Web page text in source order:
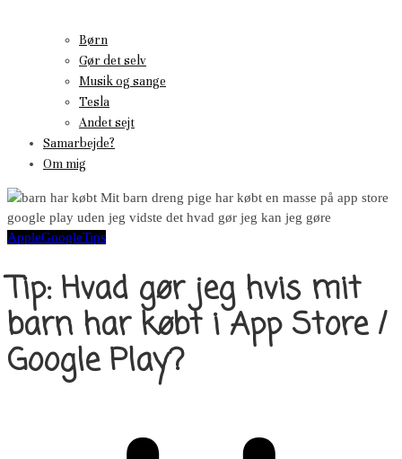
Børn
Gør det selv
Musik og sange
Tesla
Andet sejt
Samarbejde?
Om mig
AppleGoogleTips
Tip: Hvad gør jeg hvis mit
barn har købt i App Store /
Google Play?